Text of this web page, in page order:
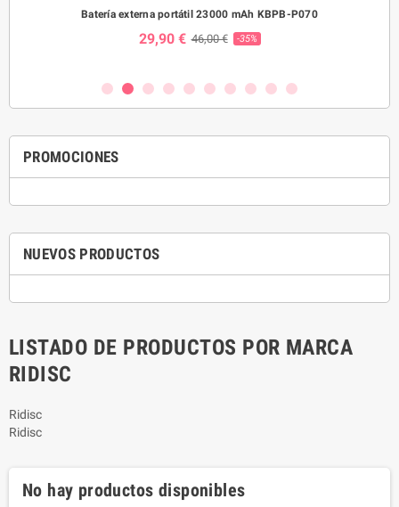
Batería externa portátil 23000 mAh KBPB-P070
29,90 € 46,00 € -35%
PROMOCIONES
NUEVOS PRODUCTOS
LISTADO DE PRODUCTOS POR MARCA
RIDISC
Ridisc
Ridisc
No hay productos disponibles